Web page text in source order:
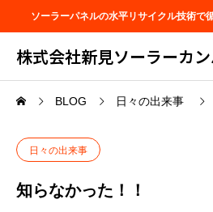
ソーラーパネルの水平リサイクル技術で
株式会社新見ソーラーカ
BLOG 日々の出来事
日々の出来事
知らなかった！！